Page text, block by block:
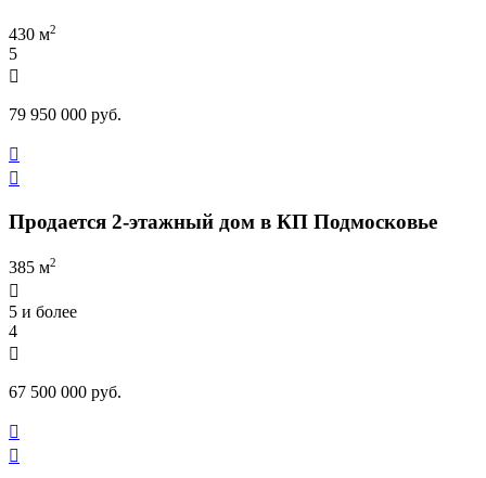
430 м2
5

79 950 000 руб.


Продается 2-этажный дом в КП Подмосковье
385 м2

5 и более
4

67 500 000 руб.

